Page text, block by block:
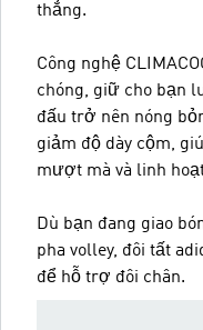
thẳng.
Công nghệ
chóng, giữ cho bạn
đấu trở nên nóng
giảm độ dày cộm,
mượt mà và linh
Dù bạn đang giao
pha volley, đôi tất
để hỗ trợ đôi chân.